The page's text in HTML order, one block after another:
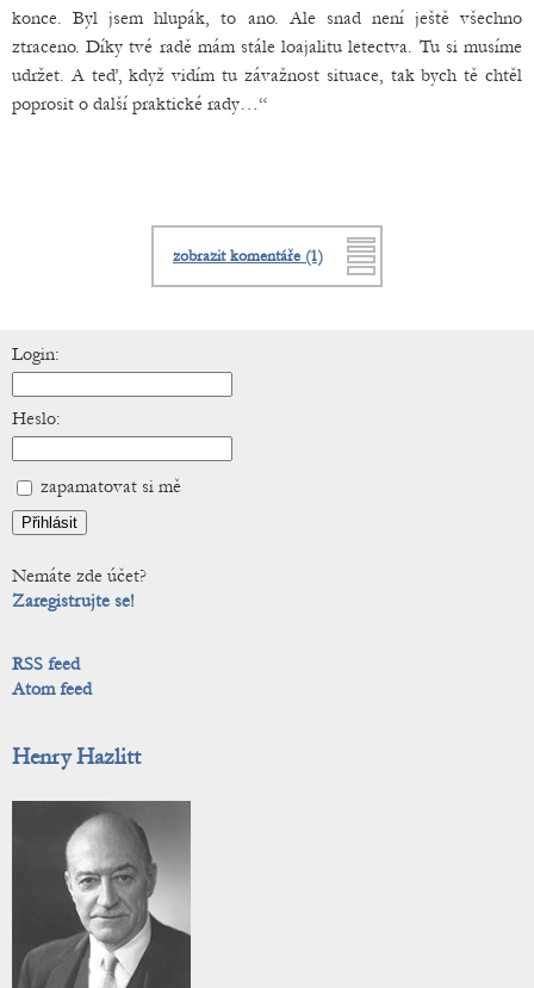
konce. Byl jsem hlupák, to ano. Ale snad není ještě všechno
ztraceno. Díky tvé radě mám stále loajalitu letectva. Tu si musíme
udržet. A teď, když vidím tu závažnost situace, tak bych tě chtěl
poprosit o další praktické rady…“
zobrazit komentáře (1)
Login:
Heslo:
zapamatovat si mě
Nemáte zde účet?
Zaregistrujte se!
RSS feed
Atom feed
Henry Hazlitt